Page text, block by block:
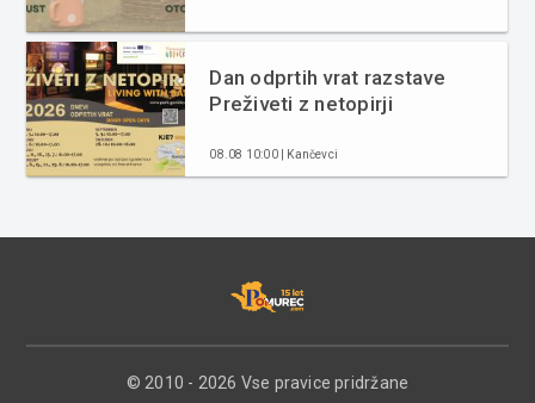
Dan odprtih vrat razstave
Preživeti z netopirji
08.08 10:00 | Kančevci
© 2010 - 2026 Vse pravice pridržane